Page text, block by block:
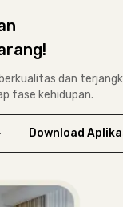
dan
fase kehidupan.
Download